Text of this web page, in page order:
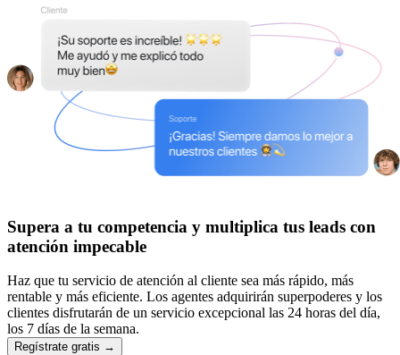
Supera a tu competencia y multiplica tus leads con
atención impecable
Haz que tu servicio de atención al cliente sea más rápido, más
rentable y más eficiente. Los agentes adquirirán superpoderes y los
clientes disfrutarán de un servicio excepcional las 24 horas del día,
los 7 días de la semana.
Regístrate gratis →